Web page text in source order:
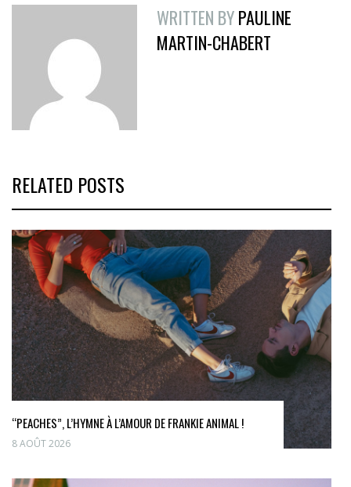
WRITTEN BYPAULINE
MARTIN-CHABERT
RELATED POSTS
“PEACHES”, L’HYMNE À L’AMOUR DE FRANKIE ANIMAL !
8 AOÛT 2026